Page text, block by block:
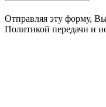
Отправляя эту форму,
Политикой передачи и